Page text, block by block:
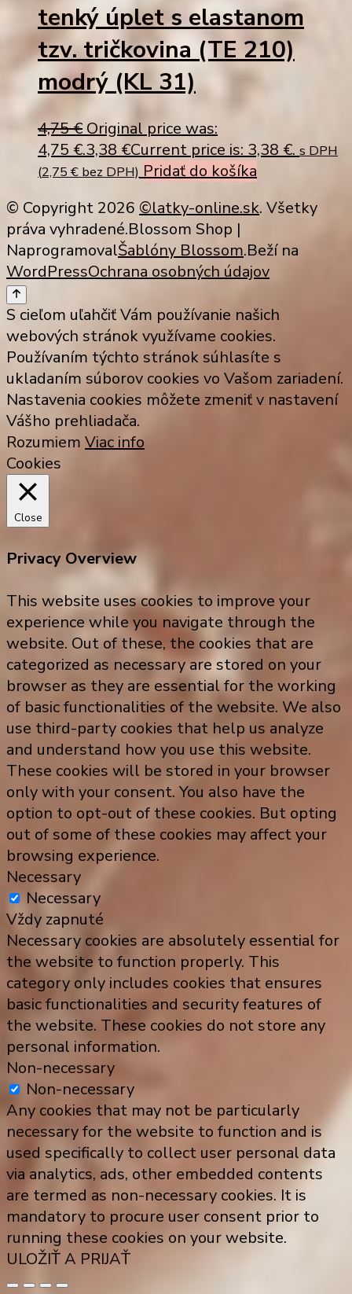
tenký úplet s elastanom
tzv. tričkovina (TE 210)
modrý (KL 31)
4,75€ Original price was:
4,75 €.3,38 €Current price is: 3,38 €. s DPH
(2,75 € bez DPH) Pridať do košíka
© Copyright 2026 ©latky-online.sk. Všetky
práva vyhradené.Blossom Shop |
NaprogramovalŠablóny Blossom.Beží na
WordPressOchrana osobných údajov
S cieľom uľahčiť Vám používanie našich
webových stránok využívame cookies.
Používaním týchto stránok súhlasíte s
ukladaním súborov cookies vo Vašom zariadení.
Nastavenia cookies môžete zmeniť v nastavení
Vášho prehliadača.
Rozumiem Viac info
Cookies
Close
Privacy Overview
This website uses cookies to improve your
experience while you navigate through the
website. Out of these, the cookies that are
categorized as necessary are stored on your
browser as they are essential for the working
of basic functionalities of the website. We also
use third-party cookies that help us analyze
and understand how you use this website.
These cookies will be stored in your browser
only with your consent. You also have the
option to opt-out of these cookies. But opting
out of some of these cookies may affect your
browsing experience.
Necessary
Necessary
Vždy zapnuté
Necessary cookies are absolutely essential for
the website to function properly. This
category only includes cookies that ensures
basic functionalities and security features of
the website. These cookies do not store any
personal information.
Non-necessary
Non-necessary
Any cookies that may not be particularly
necessary for the website to function and is
used specifically to collect user personal data
via analytics, ads, other embedded contents
are termed as non-necessary cookies. It is
mandatory to procure user consent prior to
running these cookies on your website.
ULOŽIŤ A PRIJAŤ